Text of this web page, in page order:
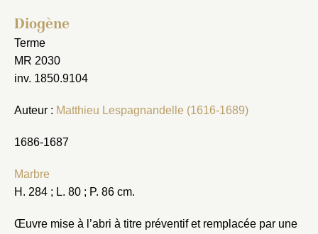
Diogène
Terme
MR 2030
inv. 1850.9104
Auteur : Matthieu Lespagnandelle (1616-1689)
1686-1687
Marbre
H. 284 ; L. 80 ; P. 86 cm.
Œuvre mise à l’abri à titre préventif et remplacée par une